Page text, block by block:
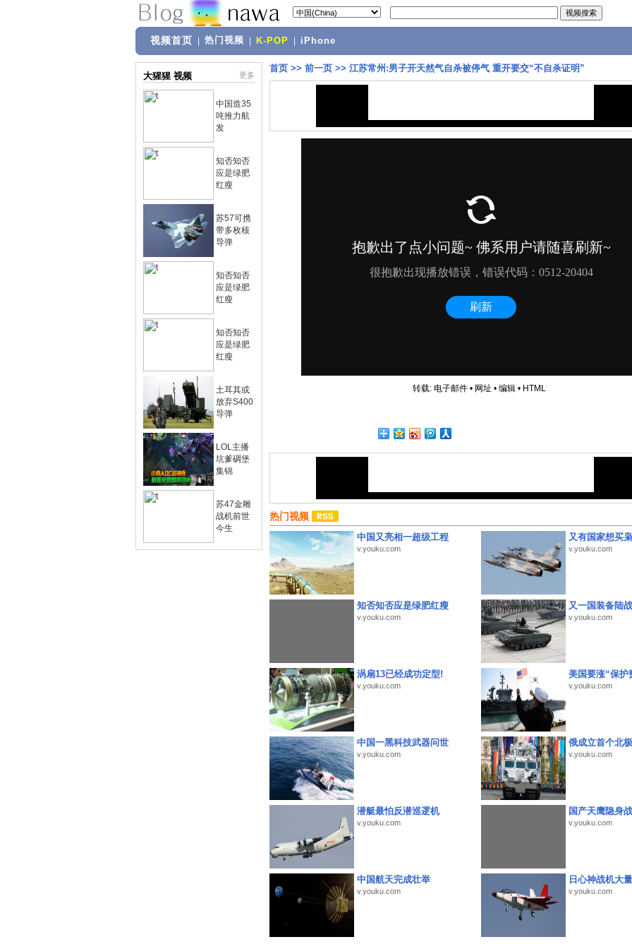
视频首页 热门视频 K-POP iPhone
大猩猩 视频 更多
中国造35
吨推力航
发
知否知否
应是绿肥
红瘦
苏57可携
带多枚核
导弹
知否知否
应是绿肥
红瘦
知否知否
应是绿肥
红瘦
土耳其或
放弃S400
导弹
LOL主播
坑爹碉堡
集锦
苏47金雕
战机前世
今生
首页 >> 前一页 >> 江苏常州:男子开天然气自杀被停气 重开要交“不自杀证明”
转载: 电子邮件• 网址 • 编辑• HTML
热门视频
中国又亮相一超级工程
v.youku.com
又有国家想买
v.youku.com
知否知否应是绿肥红瘦
v.youku.com
又一国装备陆
v.youku.com
涡扇13已经成功定型!
v.youku.com
美国要涨“保护
v.youku.com
中国一黑科技武器问世
v.youku.com
俄成立首个北
v.youku.com
潜艇最怕反潜巡逻机
v.youku.com
国产天鹰隐身
v.youku.com
中国航天完成壮举
v.youku.com
日心神战机大
v.youku.com